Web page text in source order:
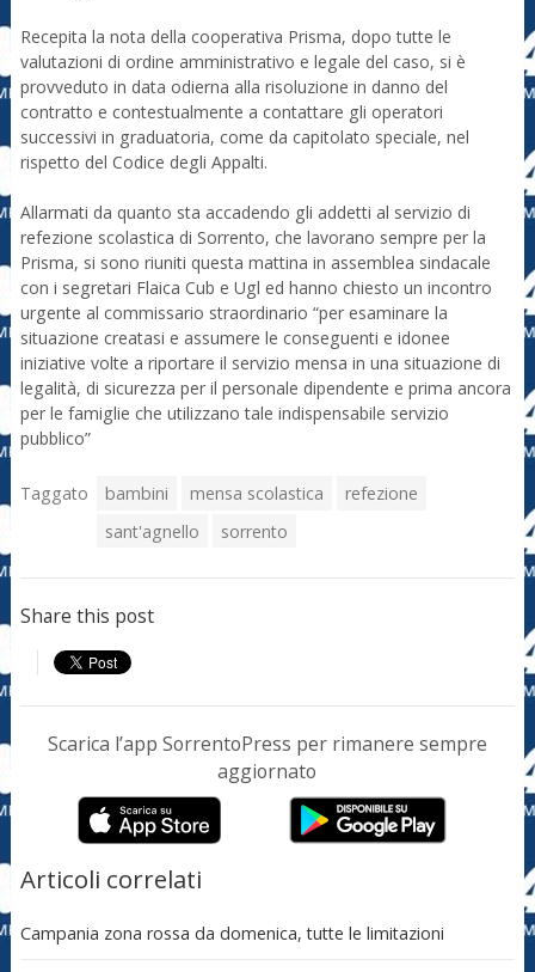
Recepita la nota della cooperativa Prisma, dopo tutte le
valutazioni di ordine amministrativo e legale del caso, si è
provveduto in data odierna alla risoluzione in danno del
contratto e contestualmente a contattare gli operatori
successivi in graduatoria, come da capitolato speciale, nel
rispetto del Codice degli Appalti.
Allarmati da quanto sta accadendo gli addetti al servizio di
refezione scolastica di Sorrento, che lavorano sempre per la
Prisma, si sono riuniti questa mattina in assemblea sindacale
con i segretari Flaica Cub e Ugl ed hanno chiesto un incontro
urgente al commissario straordinario “per esaminare la
situazione creatasi e assumere le conseguenti e idonee
iniziative volte a riportare il servizio mensa in una situazione di
legalità, di sicurezza per il personale dipendente e prima ancora
per le famiglie che utilizzano tale indispensabile servizio
pubblico”
Taggato bambini mensa scolastica
refezione
sant'agnello
sorrento
Share this post
Scarica l’app SorrentoPress per rimanere sempre
aggiornato
Articoli correlati
Campania zona rossa da domenica, tutte le limitazioni